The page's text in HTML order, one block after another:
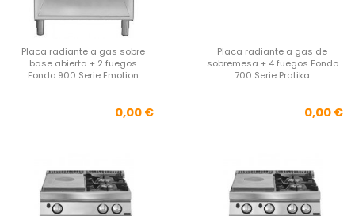
Placa radiante a gas sobre
base abierta + 2 fuegos
Fondo 900 Serie Emotion
Precio
0,00 €
Placa radiante a gas de
sobremesa + 4 fuegos Fondo
700 Serie Pratika
0,00 €